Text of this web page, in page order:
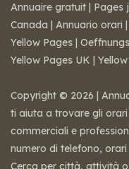
Annuaire gratuit | Pages
Canada | Annuario orari |
Yellow Pages |
Yellow Pages UK |
Copyright © 2026 |
ti aiuta a trovare gli
commerciali e
numero di telefono,
Cerca per città, attività